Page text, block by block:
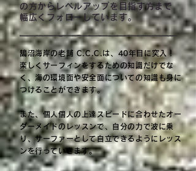
の方からレベルアップを目指す方まで
幅広くフォローしています。
鵠沼海岸の老舗 C.C.C.は、40年目に突入！
楽しくサーフィンをするための知識だけでな
く、海の環境面や安全面についての知識も身に
つけることができます。
また、個人個人の上達スピードに合わせたオー
ダーメイドのレッスンで、自分の力で波に乗
り、サーファーとして自立できるようにレッス
ンを行っていきます。